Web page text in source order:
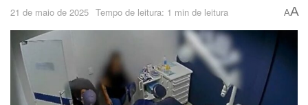
21 de maio de 2025 Tempo de leitura: 1 min de leitura AA